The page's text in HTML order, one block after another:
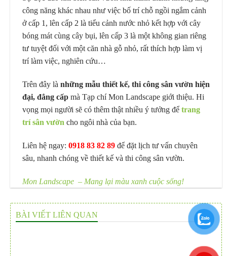
công năng khác nhau như việc bố trí chỗ ngồi ngắm cảnh
ở cấp 1, lên cấp 2 là tiểu cảnh nước nhỏ kết hợp với cây
bóng mát cùng cây bụi, lên cấp 3 là một không gian riêng
tư tuyệt đối với một căn nhà gỗ nhỏ, rất thích hợp làm vị
trí làm việc, nghiên cứu…
Trên đây là những mẫu thiết kế, thi công sân vườn hiện
đại, đẳng cấp mà Tạp chí Mon Landscape giới thiệu. Hi
vọng mọi người sẽ có thêm thật nhiều ý tưởng để trang
trí sân vườn cho ngôi nhà của bạn.
Liên hệ ngay: 0918 83 82 89 để đặt lịch tư vấn chuyên
sâu, nhanh chóng về thiết kế và thi công sân vườn.
Mon Landscape – Mang lại màu xanh cuộc sống!
BÀI VIẾT LIÊN QUAN